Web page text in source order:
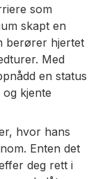
som
skapt en
berører hjertet
Med
en status
kjente
hvor hans
Enten det
deg rett i